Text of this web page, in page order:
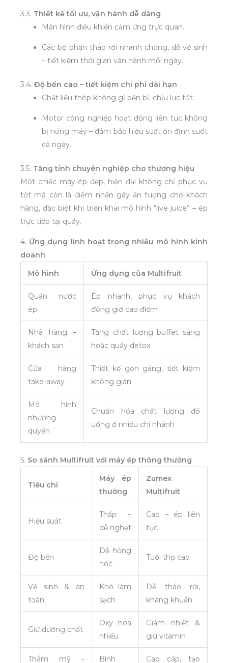
3.3. Thiết kế tối ưu, vận hành dễ dàng
Màn hình điều khiển cảm ứng trực quan.
Các bộ phận tháo rời nhanh chóng, dễ vệ sinh
– tiết kiệm thời gian vận hành mỗi ngày.
3.4. Độ bền cao – tiết kiệm chi phí dài hạn
Chất liệu thép không gỉ bền bỉ, chịu lực tốt.
Motor công nghiệp hoạt động liên tục không
bị nóng máy – đảm bảo hiệu suất ổn định suốt
cả ngày.
3.5. Tăng tính chuyên nghiệp cho thương hiệu
Một chiếc máy ép đẹp, hiện đại không chỉ phục vụ
tốt mà còn là điểm nhấn gây ấn tượng cho khách
hàng, đặc biệt khi triển khai mô hình “live juice” – ép
trực tiếp tại quầy.
4. Ứng dụng linh hoạt trong nhiều mô hình kinh
doanh
Mô hình
Ứng dụng của Multifruit
Quán nước
ép
Ép nhanh, phục vụ khách
đông giờ cao điểm
Nhà hàng –
khách sạn
Tăng chất lượng buffet sáng
hoặc quầy detox
Cửa hàng
take-away
Thiết kế gọn gàng, tiết kiệm
không gian
Mô hình
nhượng
quyền
Chuẩn hóa chất lượng đồ
uống ở nhiều chi nhánh
5. So sánh Multifruit với máy ép thông thường
Tiêu chí
Máy ép
thường
Zumex
Multifruit
Hiệu suất
Thấp –
dễ nghẹt
Cao – ép liên
tục
Độ bền
Dễ hỏng
hóc
Tuổi thọ cao
Vệ sinh & an
toàn
Khó làm
sạch
Dễ tháo rời,
kháng khuẩn
Giữ dưỡng chất
Oxy hóa
nhiều
Giảm nhiệt &
giữ vitamin
Thẩm mỹ –
Bình
Cao cấp, tạo